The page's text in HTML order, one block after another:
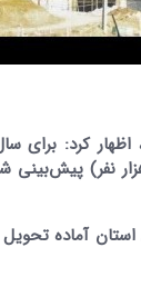
و نیازمند ساکن در مناطق
آماده